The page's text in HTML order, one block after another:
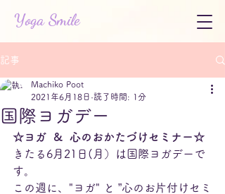
Yoga Smile
記事
国際ヨガデー
Machiko Poot
2021年6月18日 読了時間: 1分
☆ヨガ  &  心のおかたづけセミナー☆
きたる6月21日(月）は国際ヨガデーで
す。
この週に、"ヨガ" と ”心のお片付けセミ